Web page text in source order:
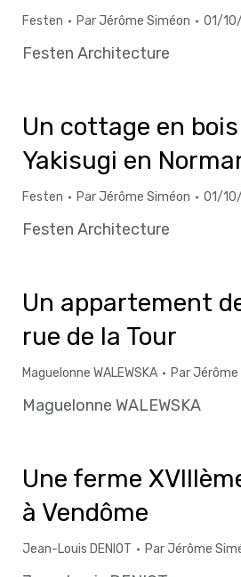
Festen ParJérôme Siméon 01/
Festen Architecture
Un cottage en
Yakisugi en
Festen ParJérôme Siméon 01/
Festen Architecture
Un appartement
rue de la Tour
Maguelonne WALEWSKA ParJérôme
Maguelonne WALEWSKA
Une ferme
à Vendôme
Jean-Louis DENIOT ParJérôme